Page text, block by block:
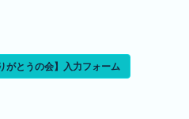
がとうの会】入力フォーム